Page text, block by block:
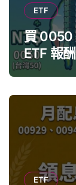
ETF
買 0050
ETF 報
ETF